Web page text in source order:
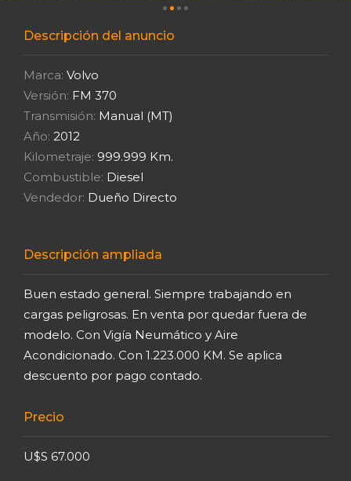
Descripción del anuncio
Marca: Volvo
Versión: FM 370
Transmisión: Manual (MT)
Año: 2012
Kilometraje: 999.999 Km.
Combustible: Diesel
Vendedor: Dueño Directo
Descripción ampliada
Buen estado general. Siempre trabajando en
cargas peligrosas. En venta por quedar fuera de
modelo. Con Vigía Neumático y Aire
Acondicionado. Con 1.223.000 KM. Se aplica
descuento por pago contado.
Precio
U$S 67.000